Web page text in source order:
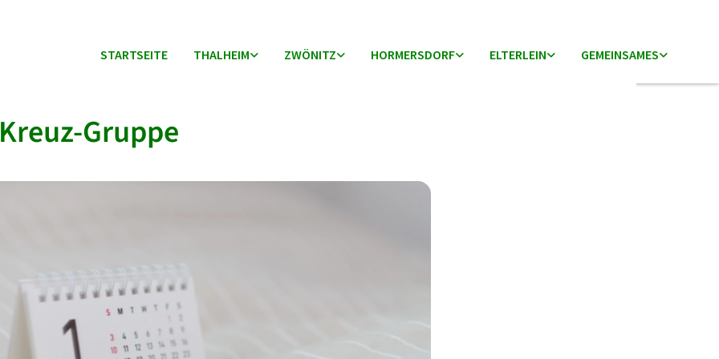
STARTSEITE THALHEIM ZWÖNITZ HORMERSDORF ELTERLEIN GEMEINSAMES
Gruppe